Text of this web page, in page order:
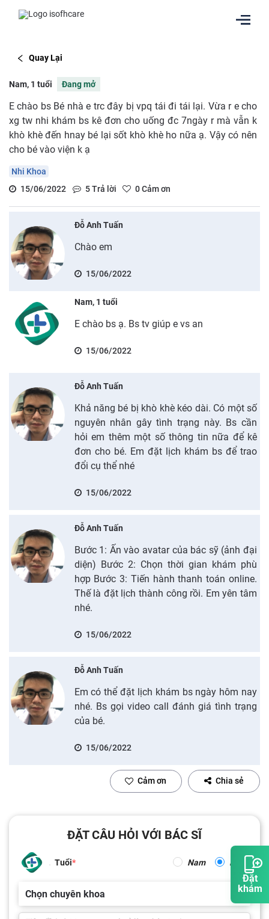
Đặt
khám
Quay Lại
Nam, 1 tuổi Đang mở
E chào bs Bé nhà e trc đây bị vpq tái đi tái lại. Vừa r e cho
xg tw nhi khám bs kê đơn cho uống đc 7ngày r mà vẫn k
khò khè đến hnay bé lại sốt khò khè ho nữa ạ. Vậy có nên
cho bé vào viện k ạ
Nhi Khoa
15/06/2022
5Trả lời 0Cảm ơn
Đỗ Anh Tuấn
Chào em
15/06/2022
Nam, 1 tuổi
E chào bs ạ. Bs tv giúp e vs an
15/06/2022
Đỗ Anh Tuấn
Khả năng bé bị khò khè kéo dài. Có một số
nguyên nhân gây tình trạng này. Bs cần
hỏi em thêm một số thông tin nữa để kê
đơn cho bé. Em đặt lịch khám bs để trao
đổi cụ thể nhé
15/06/2022
Đỗ Anh Tuấn
Bước 1: Ấn vào avatar của bác sỹ (ảnh đại
diện) Bước 2: Chọn thời gian khám phù
hợp Bước 3: Tiến hành thanh toán online.
Thế là đặt lịch thành công rồi. Em yên tâm
nhé.
15/06/2022
Đỗ Anh Tuấn
Em có thể đặt lịch khám bs ngày hôm nay
nhé. Bs gọi video call đánh giá tình trạng
của bé.
15/06/2022
Cảm ơn Chia sẻ
ĐẶT CÂU HỎI VỚI BÁC SĨ
Tuổi Nam Nữ
Chọn chuyên khoa